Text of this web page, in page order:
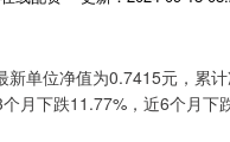
单位净值为0.7415元，累
月下跌11.77%，近6个月